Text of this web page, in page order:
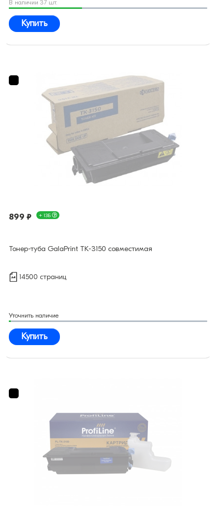
В наличии 37 шт.
Купить
899 ₽ + 13Б
Тонер-туба GalaPrint TK-3150 совместимая
14500 страниц
Уточнить наличие
Купить